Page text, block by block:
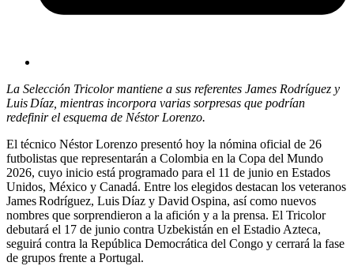
La Selección Tricolor mantiene a sus referentes James Rodríguez y
Luis Díaz, mientras incorpora varias sorpresas que podrían
redefinir el esquema de Néstor Lorenzo.
El técnico Néstor Lorenzo presentó hoy la nómina oficial de 26
futbolistas que representarán a Colombia en la Copa del Mundo
2026, cuyo inicio está programado para el 11 de junio en Estados
Unidos, México y Canadá. Entre los elegidos destacan los veteranos
James Rodríguez, Luis Díaz y David Ospina, así como nuevos
nombres que sorprendieron a la afición y a la prensa. El Tricolor
debutará el 17 de junio contra Uzbekistán en el Estadio Azteca,
seguirá contra la República Democrática del Congo y cerrará la fase
de grupos frente a Portugal.